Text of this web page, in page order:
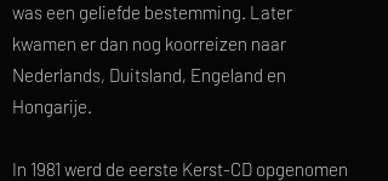
was een geliefde bestemming. Later
kwamen er dan nog koorreizen naar
Nederlands, Duitsland, Engeland en
Hongarije.
In 1981 werd de eerste Kerst-CD opgenomen